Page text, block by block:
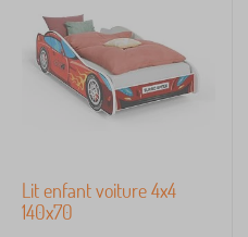
Lit enfant voiture 4x4
140x70